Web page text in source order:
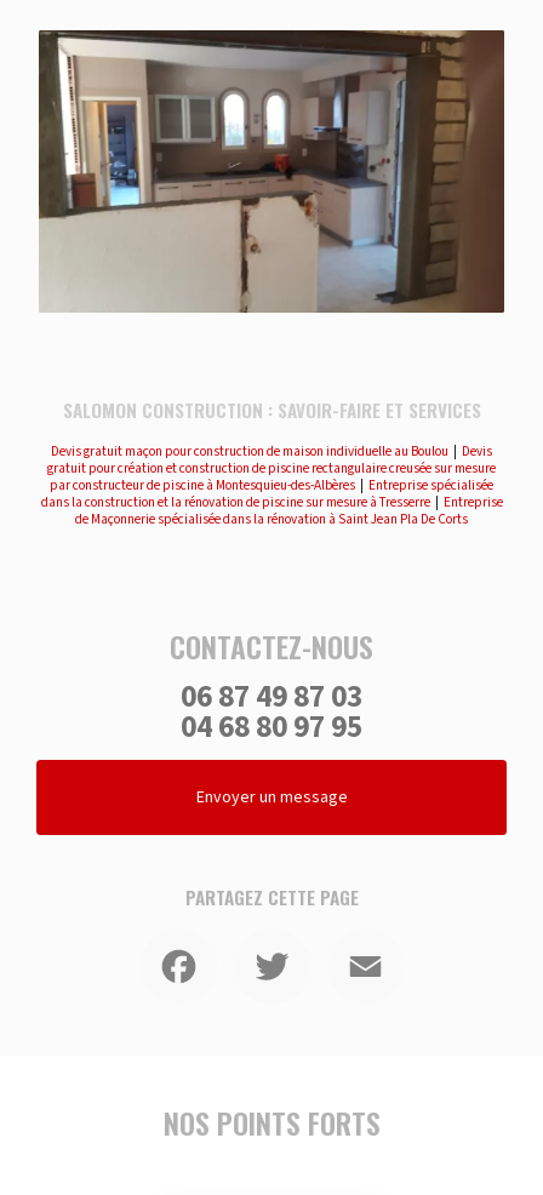
SALOMON CONSTRUCTION : SAVOIR-FAIRE ET SERVICES
Devis gratuit maçon pour construction de maison individuelle au Boulou | Devis
gratuit pour création et construction de piscine rectangulaire creusée sur mesure
par constructeur de piscine à Montesquieu-des-Albères | Entreprise spécialisée
dans la construction et la rénovation de piscine sur mesure à Tresserre| Entreprise
de Maçonnerie spécialisée dans la rénovation à Saint Jean Pla De Corts
CONTACTEZ-NOUS
06 87 49 87 03
04 68 80 97 95
Envoyer un message
PARTAGEZ CETTE PAGE
NOS POINTS FORTS